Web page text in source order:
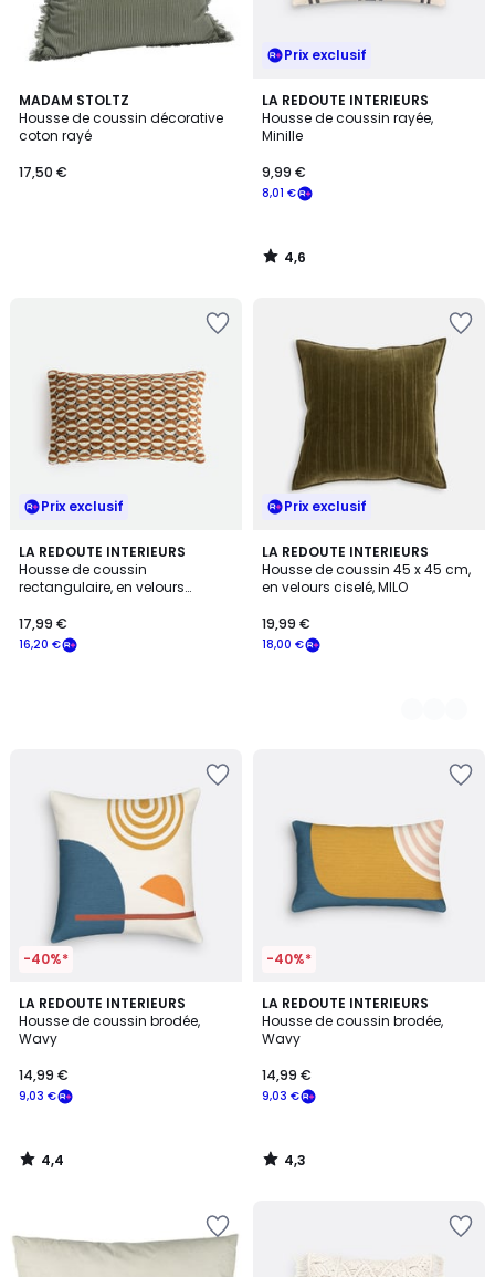
MADAM STOLTZ
Housse de coussin décorative
coton rayé
17,50 €
Prix exclusif
LA REDOUTE INTERIEURS
Housse de coussin rayée,
Minille
8,01 €
9,99 €
4,6
/ 5
4,6
/
Prix exclusif
LA REDOUTE INTERIEURS
Housse de coussin
rectangulaire, en velours
16,20 €
17,99 €
Prix exclusif
LA REDOUTE INTERIEURS
Housse de coussin 45 x 45 cm,
en velours ciselé, MILO
18,00 €
19,99 €
3
Couleurs
-40%*
LA REDOUTE INTERIEURS
Housse de coussin brodée,
Wavy
9,03 €
14,99 €
4,4
/ 5
4,4
/
-40%*
LA REDOUTE INTERIEURS
Housse de coussin brodée,
Wavy
9,03 €
14,99 €
4,3
/ 5
4,3
/